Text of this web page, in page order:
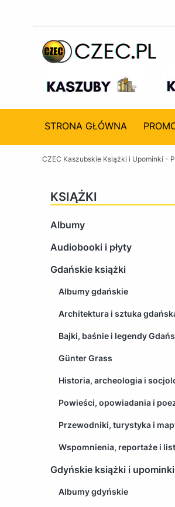
STRONA GŁÓWNA
CZEC Kaszubskie Książki i Upominki -
KSIĄŻKI
Albumy
Audiobooki i płyty
Gdańskie książki
Albumy gdańskie
Architektura i sztuka
Bajki, baśnie i legendy
Günter Grass
Historia, archeologia i
Powieści, opowiadania i
Przewodniki, turystyka i
Wspomnienia, reportaże i
Gdyńskie książki i upominki
Albumy gdyńskie